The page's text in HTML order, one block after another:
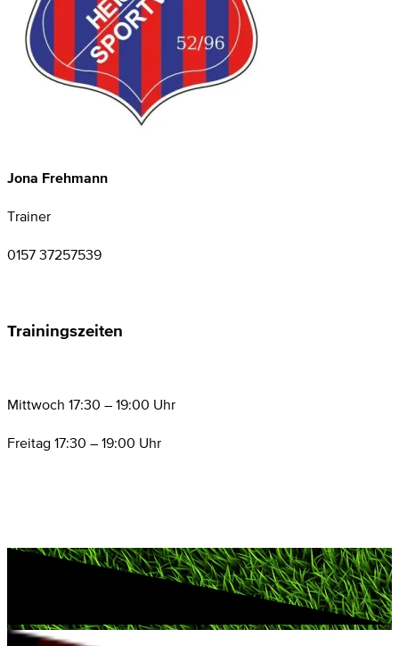
Jona Frehmann
Trainer
0157 37257539
Trainingszeiten
Mittwoch 17:30 – 19:00 Uhr
Freitag 17:30 – 19:00 Uhr